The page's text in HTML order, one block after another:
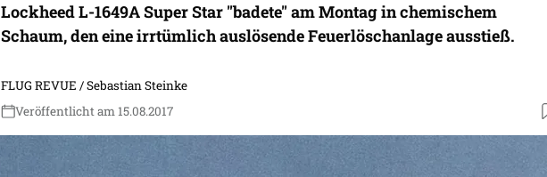
Lockheed L-1649A Super Star "badete" am Montag in chemischem
Schaum, den eine irrtümlich auslösende Feuerlöschanlage ausstieß.
FLUG REVUE / Sebastian Steinke
Veröffentlicht am 15.08.2017